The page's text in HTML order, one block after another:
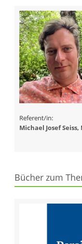
Referent/in:
Michael Josef Seiss,
Bücher zum